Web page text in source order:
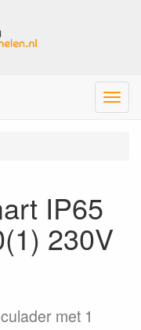
Menu
IP65
230V
met 1